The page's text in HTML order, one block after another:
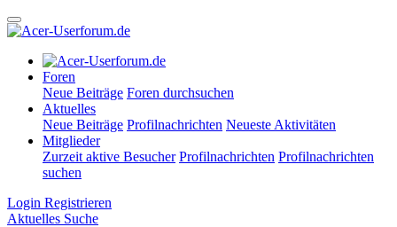
Foren
Neue Beiträge Foren durchsuchen
Aktuelles
Neue Beiträge Profilnachrichten Neueste Aktivitäten
Mitglieder
Zurzeit aktive Besucher Profilnachrichten Profilnachrichten
suchen
Login Registrieren
Aktuelles Suche